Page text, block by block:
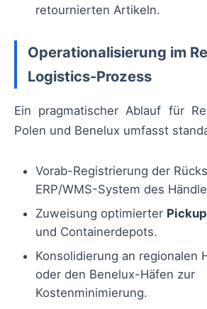
retournierten Artikeln.
Operationalisierung im
Logistics-Prozess
Ein pragmatischer Ablauf für
Polen und Benelux umfasst
Vorab-Registrierung der
ERP/WMS-System des
Zuweisung optimierter Pickup
und Containerdepots.
Konsolidierung an regionalen
oder den Benelux-Häfen zur
Kostenminimierung.